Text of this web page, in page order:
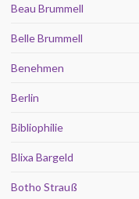
Beau Brummell
Belle Brummell
Benehmen
Berlin
Bibliophilie
Blixa Bargeld
Botho Strauß